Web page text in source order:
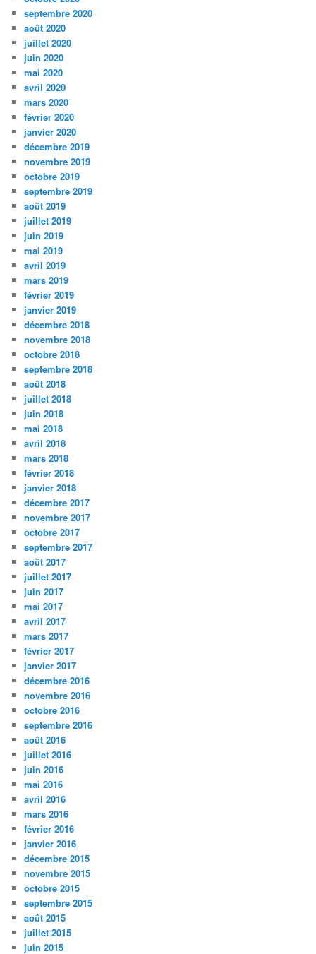
septembre 2020
août 2020
juillet 2020
juin 2020
mai 2020
avril 2020
mars 2020
février 2020
janvier 2020
décembre 2019
novembre 2019
octobre 2019
septembre 2019
août 2019
juillet 2019
juin 2019
mai 2019
avril 2019
mars 2019
février 2019
janvier 2019
décembre 2018
novembre 2018
octobre 2018
septembre 2018
août 2018
juillet 2018
juin 2018
mai 2018
avril 2018
mars 2018
février 2018
janvier 2018
décembre 2017
novembre 2017
octobre 2017
septembre 2017
août 2017
juillet 2017
juin 2017
mai 2017
avril 2017
mars 2017
février 2017
janvier 2017
décembre 2016
novembre 2016
octobre 2016
septembre 2016
août 2016
juillet 2016
juin 2016
mai 2016
avril 2016
mars 2016
février 2016
janvier 2016
décembre 2015
novembre 2015
octobre 2015
septembre 2015
août 2015
juillet 2015
juin 2015